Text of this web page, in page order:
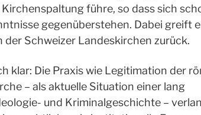
führe, so dass sich
gegenüberstehen. Dabei greift
der Schweizer Landeskirchen zurück.
klar: Die Praxis wie Legitimation der
– als aktuelle Situation einer lang
und Kriminalgeschichte –